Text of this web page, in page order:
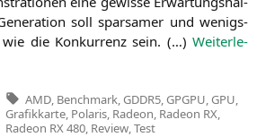
soll spar­sa­mer und wenigs­
die Kon­kur­renz sein. (…) Wei­ter­le­
Tags:
AMD Benchmark GDDR5 GPGPU GPU
Grafikkarte, Polaris, Radeon Radeon RX
Radeon RX 480, Review, Test